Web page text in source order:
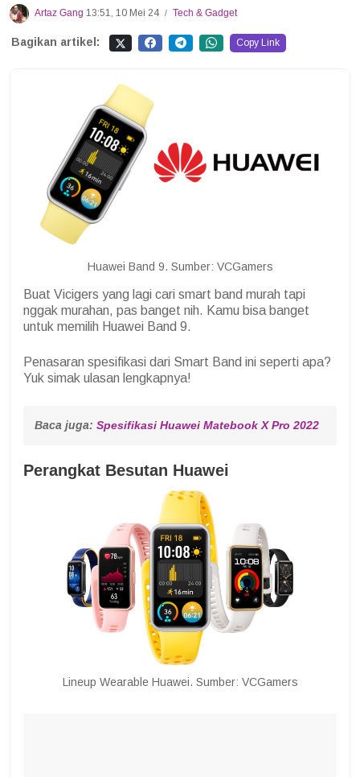
Artaz Gang 13:51, 10 Mei 24 / Tech & Gadget
Bagikan artikel: Copy Link
Huawei Band 9. Sumber: VCGamers
Buat Vicigers yang lagi cari smart band murah tapi
nggak murahan, pas banget nih. Kamu bisa banget
untuk memilih Huawei Band 9.
Penasaran spesifikasi dari Smart Band ini seperti apa?
Yuk simak ulasan lengkapnya!
Baca juga: Spesifikasi Huawei Matebook X Pro 2022
Perangkat Besutan Huawei
Lineup Wearable Huawei. Sumber: VCGamers